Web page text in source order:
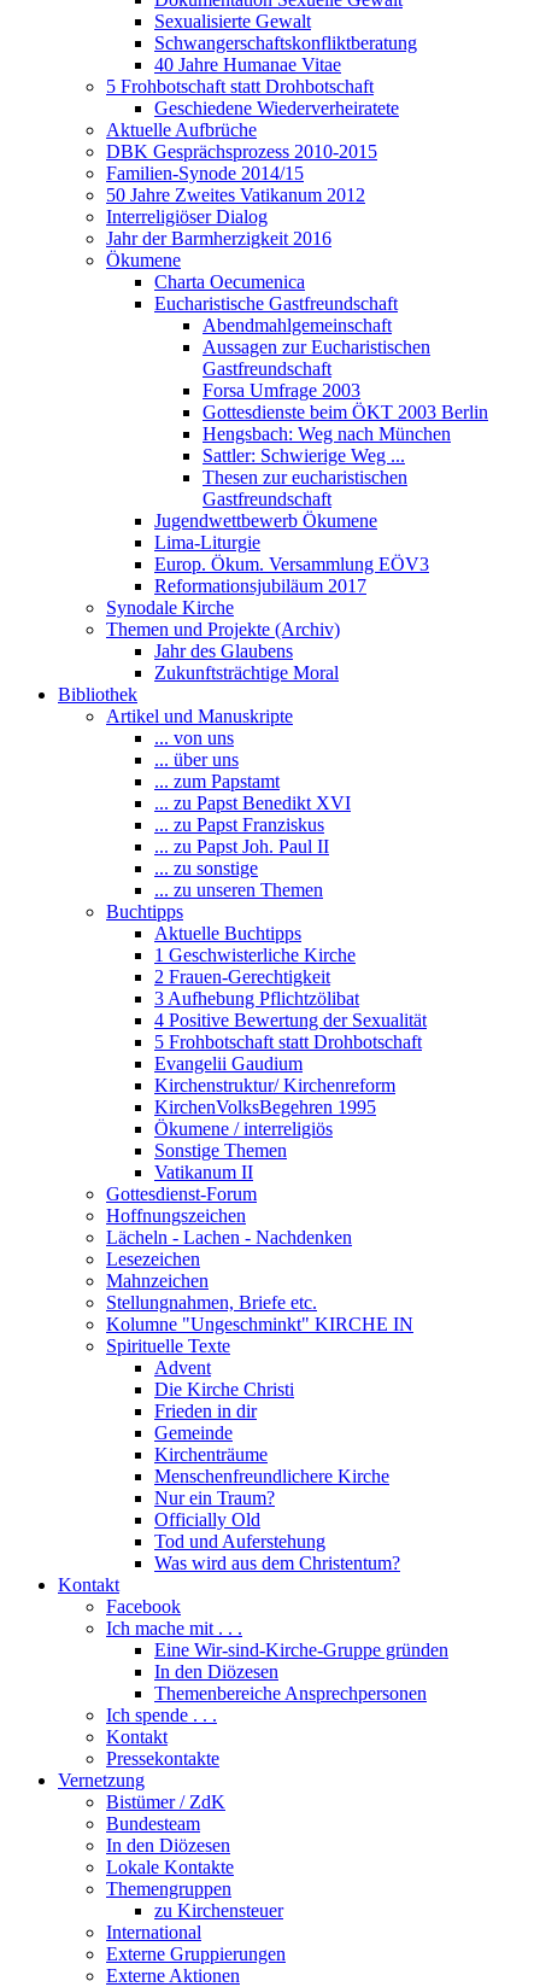
Sexualisierte Gewalt
Schwangerschaftskonfliktberatung
40 Jahre Humanae Vitae
5 Frohbotschaft statt Drohbotschaft
Geschiedene Wiederverheiratete
Aktuelle Aufbrüche
DBK Gesprächsprozess 2010-2015
Familien-Synode 2014/15
50 Jahre Zweites Vatikanum 2012
Interreligiöser Dialog
Jahr der Barmherzigkeit 2016
Ökumene
Charta Oecumenica
Eucharistische Gastfreundschaft
Abendmahlgemeinschaft
Aussagen zur Eucharistischen
Gastfreundschaft
Forsa Umfrage 2003
Gottesdienste beim ÖKT 2003 Berlin
Hengsbach: Weg nach München
Sattler: Schwierige Weg ...
Thesen zur eucharistischen
Gastfreundschaft
Jugendwettbewerb Ökumene
Lima-Liturgie
Europ. Ökum. Versammlung EÖV3
Reformationsjubiläum 2017
Synodale Kirche
Themen und Projekte (Archiv)
Jahr des Glaubens
Zukunftsträchtige Moral
Bibliothek
Artikel und Manuskripte
... von uns
... über uns
... zum Papstamt
... zu Papst Benedikt XVI
... zu Papst Franziskus
... zu Papst Joh. Paul II
... zu sonstige
... zu unseren Themen
Buchtipps
Aktuelle Buchtipps
1 Geschwisterliche Kirche
2 Frauen-Gerechtigkeit
3 Aufhebung Pflichtzölibat
4 Positive Bewertung der Sexualität
5 Frohbotschaft statt Drohbotschaft
Evangelii Gaudium
Kirchenstruktur/ Kirchenreform
KirchenVolksBegehren 1995
Ökumene / interreligiös
Sonstige Themen
Vatikanum II
Gottesdienst-Forum
Hoffnungszeichen
Lächeln - Lachen - Nachdenken
Lesezeichen
Mahnzeichen
Stellungnahmen, Briefe etc.
Kolumne "Ungeschminkt" KIRCHE IN
Spirituelle Texte
Advent
Die Kirche Christi
Frieden in dir
Gemeinde
Kirchenträume
Menschenfreundlichere Kirche
Nur ein Traum?
Officially Old
Tod und Auferstehung
Was wird aus dem Christentum?
Kontakt
Facebook
Ich mache mit . . .
Eine Wir-sind-Kirche-Gruppe gründen
In den Diözesen
Themenbereiche Ansprechpersonen
Ich spende . . .
Kontakt
Pressekontakte
Vernetzung
Bistümer / ZdK
Bundesteam
In den Diözesen
Lokale Kontakte
Themengruppen
zu Kirchensteuer
International
Externe Gruppierungen
Externe Aktionen